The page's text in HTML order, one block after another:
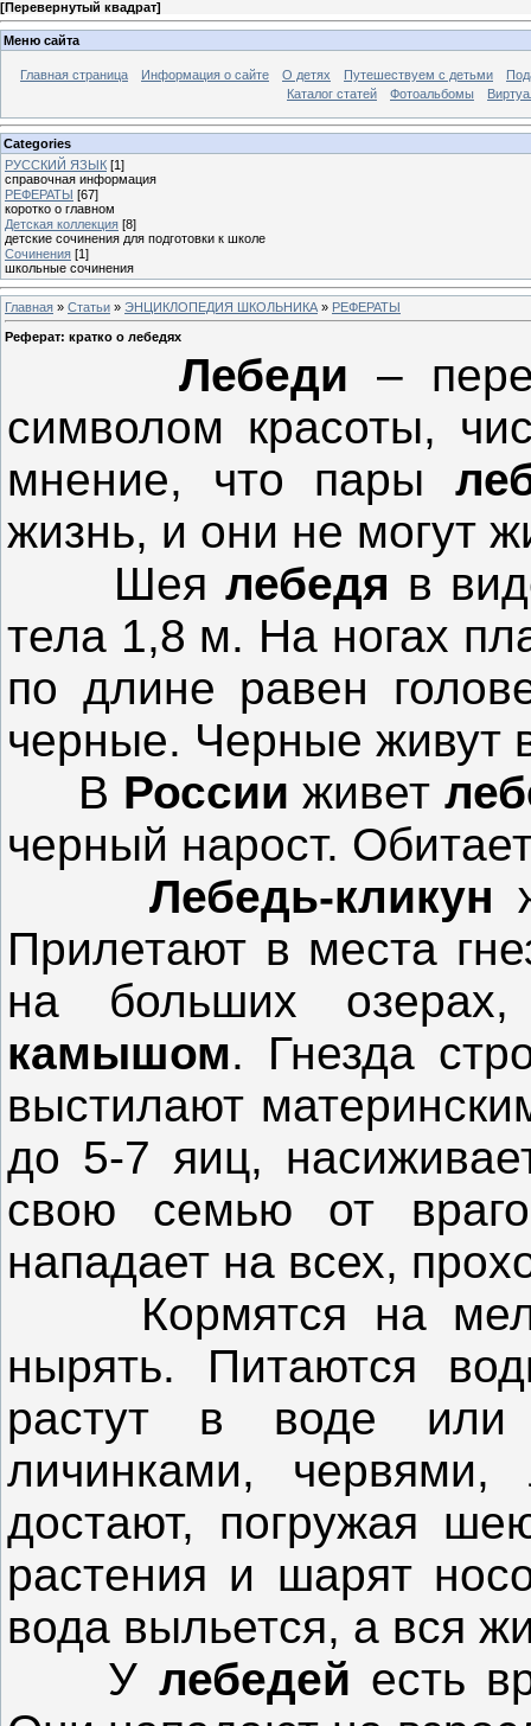
[Перевернутый квадрат]
Меню сайта
Главная страница Информация о сайте О детях Путешествуем с детьми
Каталог статей
Фотоальбомы
Categories
РУССКИЙ ЯЗЫК [1]
справочная информация
РЕФЕРАТЫ [67]
коротко о главном
Детская коллекция [8]
детские сочинения для подготовки к школе
Сочинения [1]
школьные сочинения
Главная » Статьи » ЭНЦИКЛОПЕДИЯ ШКОЛЬНИКА » РЕФЕРАТЫ
Реферат: кратко о лебедях
Лебеди –
символом красоты,
мнение, что пары
жизнь, и они не могут
Шея лебедя в
тела 1,8 м. На ногах
по длине равен
черные. Черные живут
В России живет
черный нарост.
Лебедь-кликун
Прилетают в места
на больших озерах,
камышом. Гнезда
выстилают
до 5-7 яиц,
свою семью от
нападает на всех,
Кормятся на
нырять. Питаются
растут в воде или
личинками,
достают, погружая
растения и шарят
вода выльется, а вся
У лебедей есть